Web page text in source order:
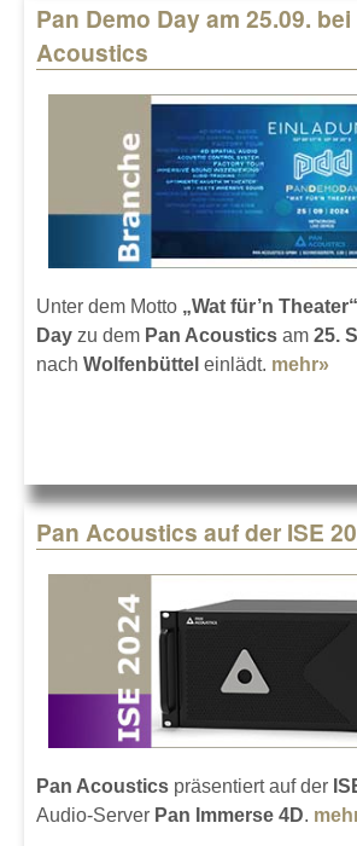
Pan Demo Day am 25.09. bei
Acoustics
Unter dem Motto „Wat für’n Theater“
Day zu dem Pan Acoustics am 25.
nach Wolfenbüttel einlädt. mehr»
Pan Acoustics auf der ISE
Pan Acoustics präsentiert auf der
Audio-Server Pan Immerse 4D.